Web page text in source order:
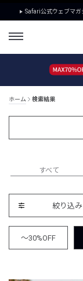
Safari公式ウェブマガ
ホーム 検索結果
すべて
絞り込み
～30%OFF